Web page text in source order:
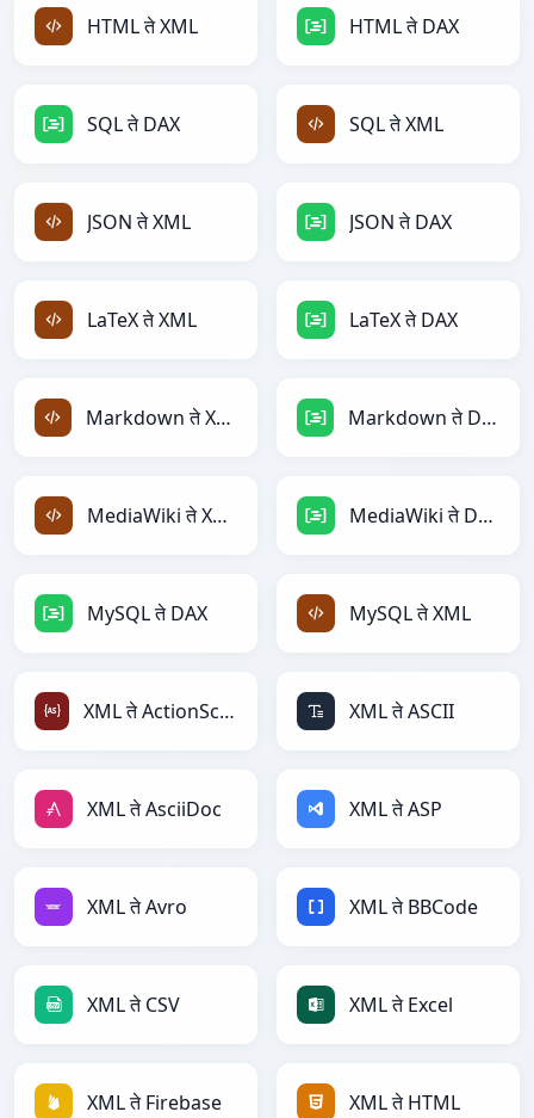
HTML ते XML HTML ते DAX
SQL ते DAX SQL ते XML
JSON ते XML JSON ते DAX
LaTeX ते XML LaTeX ते DAX
Markdown ते XML Markdown ते DAX
MediaWiki ते XML MediaWiki ते DAX
MySQL ते DAX MySQL ते XML
XML ते ActionScript XML ते ASCII
XML ते AsciiDoc XML ते ASP
XML ते Avro XML ते BBCode
XML ते CSV XML ते Excel
XML ते Firebase XML ते HTML